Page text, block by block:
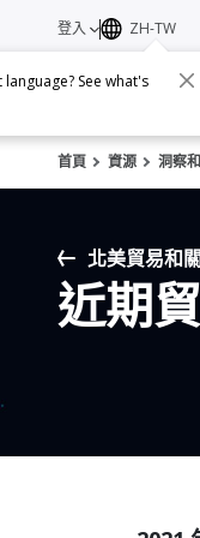
登入 ZH-TW
See what's
首頁 資源 洞察
北美貿易和
近期